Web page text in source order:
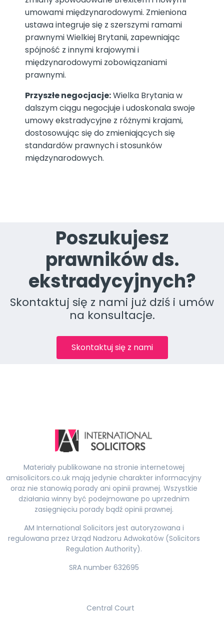
umowami międzynarodowymi. Zmieniona
ustawa integruje się z szerszymi ramami
prawnymi Wielkiej Brytanii, zapewniając
spójność z innymi krajowymi i
międzynarodowymi zobowiązaniami
prawnymi.
Przyszłe negocjacje:Wielka Brytania w
dalszym ciągu negocjuje i udoskonala swoje
umowy ekstradycyjne z różnymi krajami,
dostosowując się do zmieniających się
standardów prawnych i stosunków
międzynarodowych.
Poszukujesz
prawników ds.
ekstradycyjnych?
Skontaktuj się z nami już dziś i umów
na konsultacje.
Skontaktuj się z nami
Materiały publikowane na stronie internetowej
amisolicitors.co.uk mają jedynie charakter informacyjny
oraz nie stanowią porady ani opinii prawnej. Wszystkie
działania winny być podejmowane po uprzednim
zasięgnięciu porady bądź opinii prawnej.
AM International Solicitors jest autoryzowana i
regulowana przez Urząd Nadzoru Adwokatów (Solicitors
Regulation Authority).
SRA number 632695
Central Court